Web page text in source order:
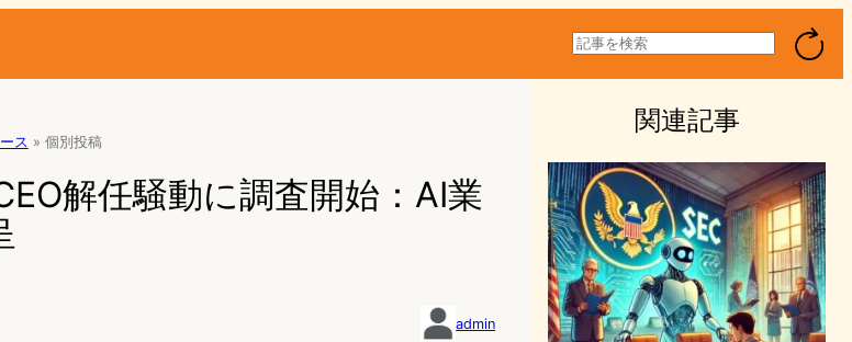
検
索
ス » 個別投稿
解任騒動に調査開始：AI業
admin
関連記事